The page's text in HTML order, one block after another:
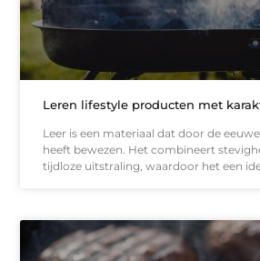
Leren lifestyle producten met
Leer is een materiaal dat door de
heeft bewezen. Het combineert
tijdloze uitstraling, waardoor het een